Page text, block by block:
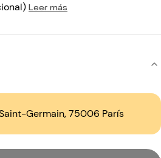
Leer más
Germain, 75006 París